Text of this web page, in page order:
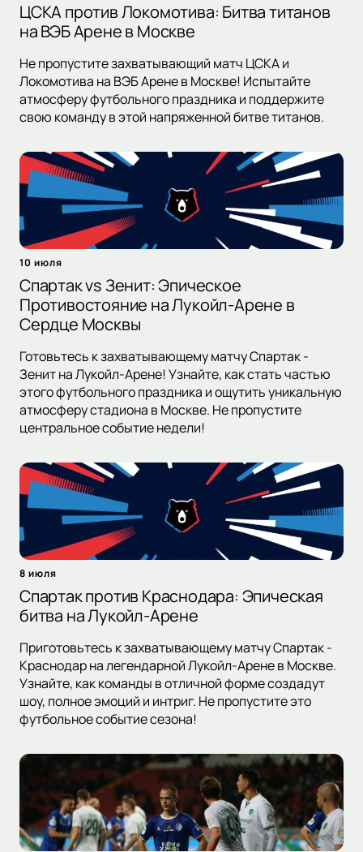
ЦСКА против Локомотива: Битва титанов
на ВЭБ Арене в Москве
Не пропустите захватывающий матч ЦСКА и
Локомотива на ВЭБ Арене в Москве! Испытайте
атмосферу футбольного праздника и поддержите
свою команду в этой напряженной битве титанов.
10 июля
Спартак vs Зенит: Эпическое
Противостояние на Лукойл-Арене в
Сердце Москвы
Готовьтесь к захватывающему матчу Спартак -
Зенит на Лукойл-Арене! Узнайте, как стать частью
этого футбольного праздника и ощутить уникальную
атмосферу стадиона в Москве. Не пропустите
центральное событие недели!
8 июля
Спартак против Краснодара: Эпическая
битва на Лукойл-Арене
Приготовьтесь к захватывающему матчу Спартак -
Краснодар на легендарной Лукойл-Арене в Москве.
Узнайте, как команды в отличной форме создадут
шоу, полное эмоций и интриг. Не пропустите это
футбольное событие сезона!